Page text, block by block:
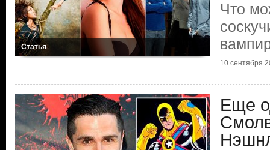
Статья
Что
10 сентября
Еще